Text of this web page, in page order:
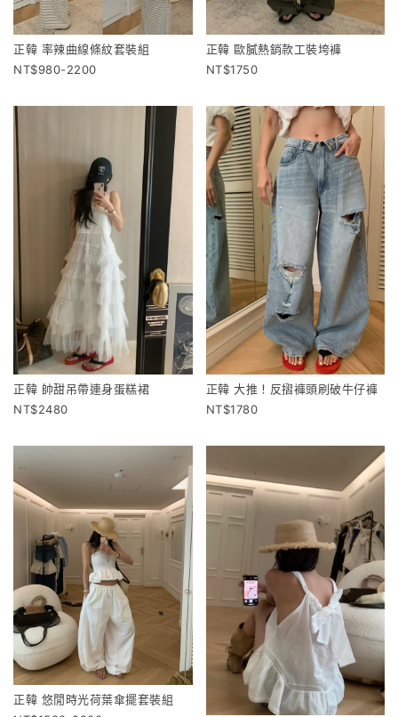
正韓 率辣曲線條紋套裝組
980-2200
正韓 歐膩熱銷款工裝垮褲
1750
正韓 帥甜吊帶連身蛋糕裙
2480
正韓 大推！反摺褲頭刷破牛仔褲
1780
正韓 悠閒時光荷葉傘擺套裝組